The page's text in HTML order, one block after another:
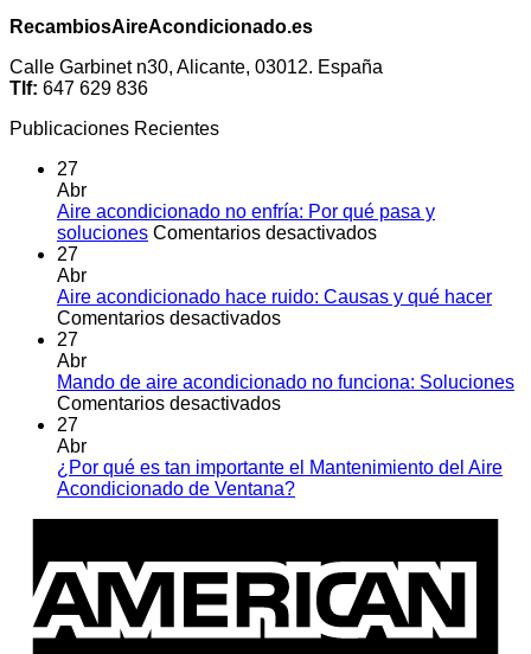
RecambiosAireAcondicionado.es
Calle Garbinet n30, Alicante, 03012. España
Tlf: 647 629 836
Publicaciones Recientes
27
Abr
Aire acondicionado no enfría: Por qué pasa y
soluciones Comentarios desactivadosen
no
pasa
27
Abr
Aire acondicionado hace ruido: Causas y qué hacer
Comentarios desactivadosen
hace
ruido:
qué
hacer
27
Abr
Mando de aire acondicionado no funciona: Soluciones
Comentarios desactivadosen
aire
acondicionado
27
Abr
¿Por qué es tan importante el Mantenimiento del Aire
Acondicionado de Ventana?No
¿Por
qué
tan